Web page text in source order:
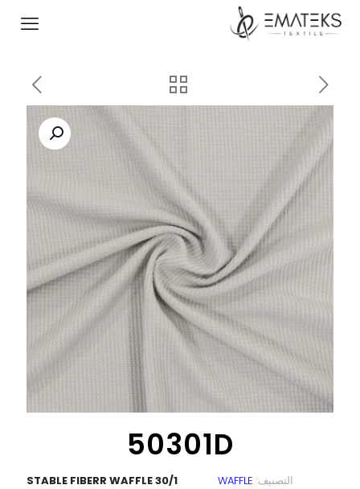
50301D
30/1 STABLE FIBERR WAFFLE
التصنيف: WAFFLE